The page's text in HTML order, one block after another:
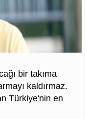
bir takıma
kaldırmaz.
Türkiye'nin en